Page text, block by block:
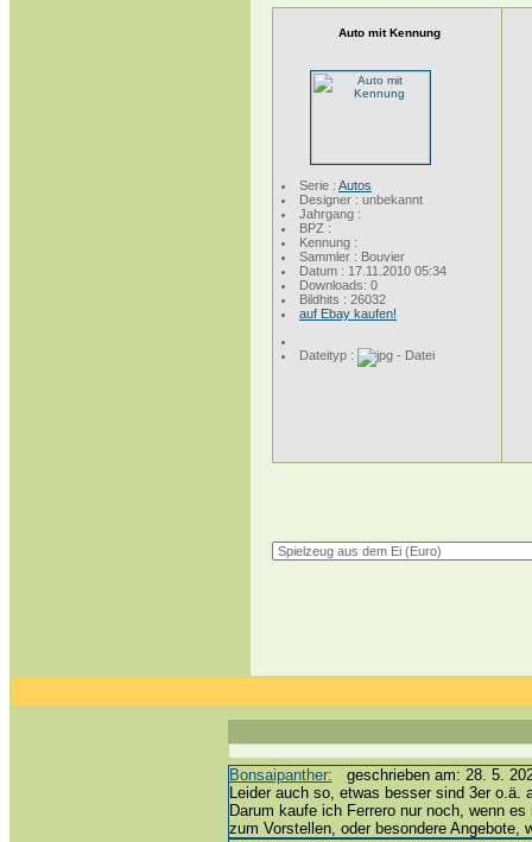
Auto mit Kennung
Serie : Autos
Designer : unbekannt
Jahrgang :
BPZ :
Kennung :
Sammler : Bouvier
Datum : 17.11.2010 05:34
Downloads: 0
Bildhits : 26032
auf Ebay kaufen!
Dateityp :
Bonsaipanther: geschrieben am: 28. 5.
Leider auch so, etwas besser sind 3er o.ä.
Darum kaufe ich Ferrero nur noch, wenn
zum Vorstellen, oder besondere Angebote,